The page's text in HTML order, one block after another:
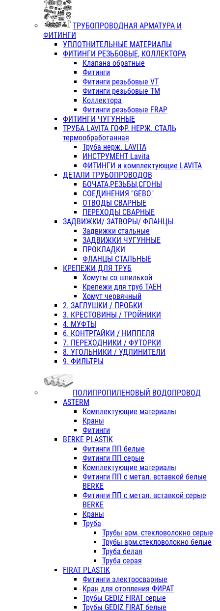
ТРУБОПРОВОДНАЯ АРМАТУРА И
ФИТИНГИ
УПЛОТНИТЕЛЬНЫЕ МАТЕРИАЛЫ
ФИТИНГИ РЕЗЬБОВЫЕ, КОЛЛЕКТОРА
Клапана обратные
Фитинги
Фитинги резьбовые VT
Фитинги резьбовые ТМ
Коллектора
Фитинги резьбовые FRAP
ФИТИНГИ ЧУГУННЫЕ
ТРУБА LAVITA ГОФР. НЕРЖ. СТАЛЬ
термообработанная
Труба нерж. LAVITA
ИНСТРУМЕНТ Lavita
ФИТИНГИ и комплектующие LAVITA
ДЕТАЛИ ТРУБОПРОВОДОВ
БОЧАТА,РЕЗЬБЫ,СГОНЫ
СОЕДИНЕНИЯ "GEBO"
ОТВОДЫ СВАРНЫЕ
ПЕРЕХОДЫ СВАРНЫЕ
ЗАДВИЖКИ/ ЗАТВОРЫ/ ФЛАНЦЫ
Задвижки стальные
ЗАДВИЖКИ ЧУГУННЫЕ
ПРОКЛАДКИ
ФЛАНЦЫ СТАЛЬНЫЕ
КРЕПЕЖИ ДЛЯ ТРУБ
Хомуты со шпилькой
Крепежи для труб ТАЕН
Хомут червячный
2. ЗАГЛУШКИ / ПРОБКИ
3. КРЕСТОВИНЫ / ТРОЙНИКИ
4. МУФТЫ
6. КОНТРГАЙКИ / НИППЕЛЯ
7. ПЕРЕХОДНИКИ / ФУТОРКИ
8. УГОЛЬНИКИ / УДЛИНИТЕЛИ
9. ФИЛЬТРЫ
ПОЛИПРОПИЛЕНОВЫЙ ВОДОПРОВОД
ASTERM
Комплектующие материалы
Краны
Фитинги
BERKE PLASTIK
Фитинги ПП белые
Фитинги ПП серые
Комплектующие материалы
Фитинги ПП с метал. вставкой белые
BERKE
Фитинги ПП с метал. вставкой серые
BERKE
Краны
Труба
Трубы арм. стекловолокно серые
Трубы арм.стекловолокно белые
Труба белая
Труба серая
FIRAT PLASTIK
Фитинги электросварные
Кран для отопления ФИРАТ
Трубы GEDIZ FIRAT серые
Трубы GEDIZ FIRAT белые